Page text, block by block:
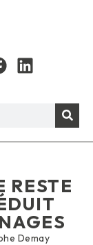
RESTE
Demay